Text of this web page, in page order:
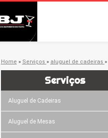
Home » Serviços » aluguel de cadeiras »
Serviços
Aluguel de Cadeiras
Aluguel de Mesas